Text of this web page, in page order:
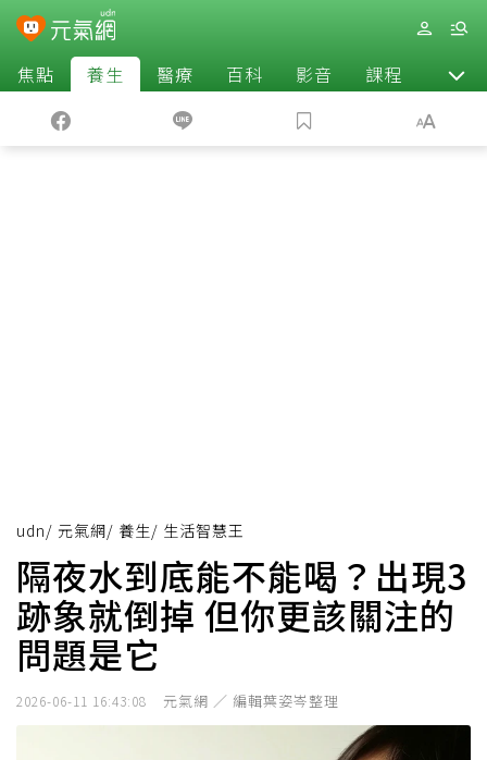
焦點 養生 醫療 百科 影音 課程 退休
udn/ 元氣網/ 養生/ 生活智慧王
隔夜水到底能不能喝？出現3
跡象就倒掉 但你更該關注的
問題是它
2026-06-11 16:43:08 元氣網 ／ 編輯葉姿岑整理